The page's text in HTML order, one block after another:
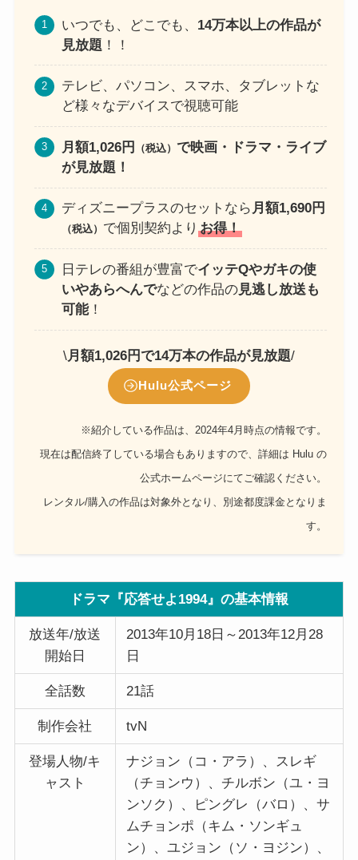
いつでも、どこでも、 14万本以上の作品が
見放題 ！！
テレビ、パソコン、スマホ、タブレットな
ど様々なデバイスで視聴可能
月額1,026円 （税込） で映画・ドラマ・ライブ
が見放題！
ディズニープラスのセットなら 月額1,690円
（税込） で個別契約よりお得！
日テレの番組が豊富でイッテQやガキの使
いやあらへんでなどの作品の見逃し放送も
可能！
\月額1,026円で14万本の作品が見放題/
Hulu公式ページ
※紹介している作品は、2024年4月時点の情報です。
現在は配信終了している場合もありますので、詳細は Hulu の
公式ホームページにてご確認ください。
レンタル/購入の作品は対象外となり、別途都度課金となりま
す。
ドラマ『応答せよ1994』の基本情報
放送年/放送
開始日
2013年10月18日～2013年12月28
日
全話数 21話
制作会社 tvN
登場人物/キ
ャスト
ナジョン（コ・アラ）、スレギ
（チョンウ）、チルボン（ユ・ヨ
ンソク）、ピングレ（バロ）、サ
ムチョンポ（キム・ソンギュ
ン）、ユジョン（ソ・ヨジン）、